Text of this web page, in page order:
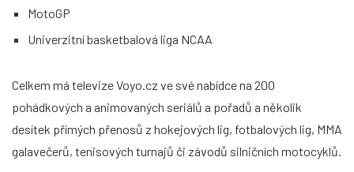
MotoGP
Univerzitní basketbalová liga NCAA
Celkem má televize Voyo.cz ve své nabídce na 200
pohádkových a animovaných seriálů a pořadů a několik
desítek přímých přenosů z hokejových lig, fotbalových lig, MMA
galavečerů, tenisových turnajů či závodů silničních motocyklů.